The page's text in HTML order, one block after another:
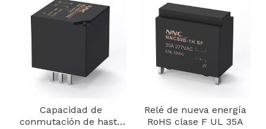
Capacidad de
conmutación de hasta
Relé de nueva energía
RoHS clase F UL 35A